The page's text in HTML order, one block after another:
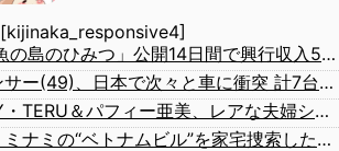
[kijinaka_responsive4]
映画「ちいかわ 人魚の島のひみつ」公開14日間で興行収入50億円突破 最終興収102.8億円の「シン・エヴァ」に並ぶペース
韓国人インフルエンサー(49)、日本で次々と車に衝突 計7台巻き込み 八王子
【最新画像】 GLAY・TERU＆パフィー亜美、レアな夫婦ショットを公開してしまう！
【衝撃】大阪府警、ミナミの“ベトナムビル”を家宅捜索した結果・・・・・・